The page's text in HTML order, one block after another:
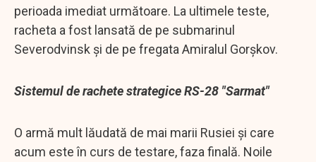
perioada imediat următoare. La ultimele teste,
racheta a fost lansată de pe submarinul
Severodvinsk și de pe fregata Amiralul Gorșkov.
Sistemul de rachete strategice RS-28 "Sarmat"
O armă mult lăudată de mai marii Rusiei și care
acum este în curs de testare, faza finală. Noile